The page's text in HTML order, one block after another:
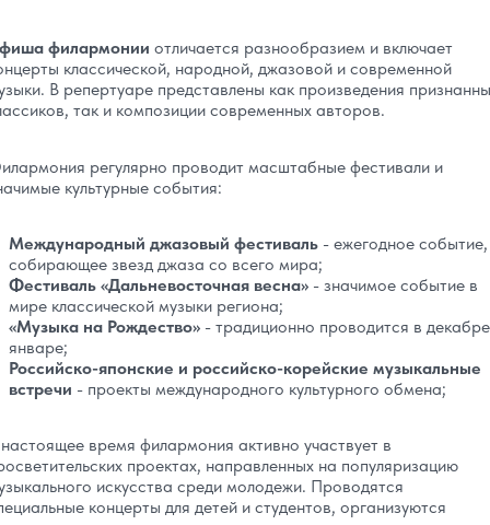
филармонии отличается разнообразием и включает
классической, народной, джазовой и современной
В репертуаре представлены как произведения
так и композиции современных авторов.
регулярно проводит масштабные фестивали и
культурные события:
Международный джазовый фестиваль - ежегодное событие,
собирающее звезд джаза со всего мира;
Фестиваль «Дальневосточная весна» - значимое событие в
мире классической музыки региона;
«Музыка на Рождество» - традиционно проводится в
январе;
Российско-японские и российско-корейские музыкальные
встречи - проекты международного культурного обмена;
время филармония активно участвует в
проектах, направленных на популяризацию
искусства среди молодежи. Проводятся
концерты для детей и студентов, организуются